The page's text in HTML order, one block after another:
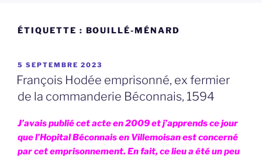
ÉTIQUETTE : BOUILLÉ-MÉNARD
PUBLIÉ
LE
5 SEPTEMBRE 2023
François Hodée emprisonné, ex fermier
de la commanderie Béconnais, 1594
J’avais publié cet acte en 2009 et j’apprends ce jour
que l’Hopital Béconnais en Villemoisan est concerné
par cet emprisonnement. En fait, ce lieu a été un peu